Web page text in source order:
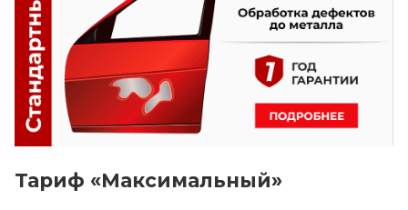
Тариф «Максимальный»